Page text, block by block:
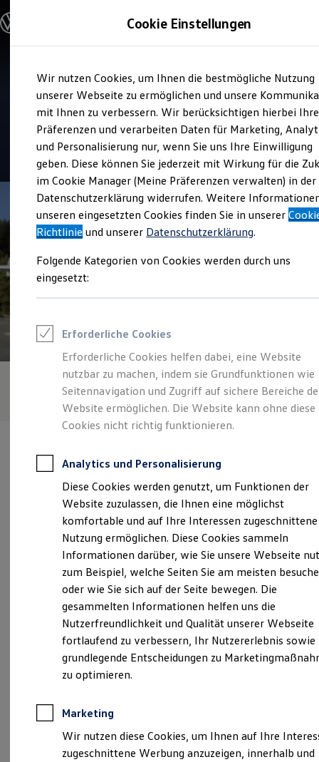
Hauptinhalt
springen
Footer
springen
Modelle & Konfigurator
Nutzfahrzeugkategorien entdecken
Modelle konfigurieren
Vorgängermodelle und Oldtimer
Vorgängermodelle
Oldtimer
Bulli Historie
Branchenlösungen & Gewerbekunden
Umbaulösungen und Hersteller finden
Auf- und Umbauten entdecken & konfigurieren
Groß- und Sonderkunden
Großkunden
Kommunen & Behörden
Journalisten
Sportvereine
Branchenlösungen
Gewerbliche Personenbeförderung
Service & mobile Werkstätten
Kühlfahrzeuge
ONE Business ID Vorteile
Fahrzeugsuche & Marktplatz
Fahrzeugsuche
Fahrzeuge online kaufen
Digitaler Marktplatz
Kauf & Finanzierung
Online-Fahrzeugbewertung
Aktionen & Angebote
Für Gewerbekunden
Profi Paket
TopDeal
Gebrauchtwagen
ProfiPartner für Gebrauchtwagen
Zertifizierte Gebrauchtwagen
Finanzierung
Für Privatkunden
Für Gewerbekunden
Leasing
Für Privatkunden
Für Gewerbekunden
Versicherungen & Garantien
Garantien
Kfz-Versicherung für Nutzfahrzeuge
Restschuldversicherung
Wartungsverträge
Besitzer & Service
Sommer-Special
Reparatur, Pflege & Inspektion
Servicetermin anfragen
Service-Vorteile bei Volkswagen Nutzfahrzeuge
Service
Auto Heser e. K. Inh. Claudia
Schöbel
4.8|21 Bewertungen
Verantwortlich für die Inhalte auf dieser Seite ist die Auto Heser e.
K. Inh. Claudia Schöbel (Impressum & Rechtliches)
Löchleinstalstraße 347, 95485 Warmensteinach
datenschutz@autoheser.de
Montag-Donnerstag 08:00-12:00 Uhr
13:00-17:00 Uhr
Freitag
Cookie Einstellungen
Wir nutzen Cookies, um Ihnen die bestmögliche Nutzung
unserer Webseite zu ermöglichen und unsere
mit Ihnen zu verbessern. Wir berücksichtigen hierbei Ihre
Präferenzen und verarbeiten Daten für Marketing,
und Personalisierung nur, wenn Sie uns Ihre Einwilligung
geben. Diese können Sie jederzeit mit Wirkung für die
im Cookie Manager (Meine Präferenzen verwalten) in der
Datenschutzerklärung widerrufen. Weitere
unseren eingesetzten Cookies finden Sie in unserer
Richtlinie und unserer Datenschutzerklärung.
Folgende Kategorien von Cookies werden durch uns
eingesetzt:
Erforderliche Cookies
Erforderliche Cookies helfen dabei, eine Website
nutzbar zu machen, indem sie Grundfunktionen wie
Seitennavigation und Zugriff auf sichere Bereiche
Website ermöglichen. Die Website kann ohne diese
Cookies nicht richtig funktionieren.
Analytics und Personalisierung
Diese Cookies werden genutzt, um Funktionen der
Website zuzulassen, die Ihnen eine möglichst
komfortable und auf Ihre Interessen zugeschnittene
Nutzung ermöglichen. Diese Cookies sammeln
Informationen darüber, wie Sie unsere Webseite
zum Beispiel, welche Seiten Sie am meisten
oder wie Sie sich auf der Seite bewegen. Die
gesammelten Informationen helfen uns die
Nutzerfreundlichkeit und Qualität unserer Webseite
fortlaufend zu verbessern, Ihr Nutzererlebnis sowie
grundlegende Entscheidungen zu
zu optimieren.
Marketing
Wir nutzen diese Cookies, um Ihnen auf Ihre
zugeschnittene Werbung anzuzeigen, innerhalb und